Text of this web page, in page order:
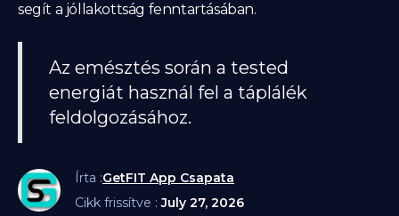
segít a jóllakottság fenntartásában.
Az emésztés során a tested
energiát használ fel a táplálék
feldolgozásához.
Írta :GetFIT App Csapata
Cikk frissítve :July 27, 2026